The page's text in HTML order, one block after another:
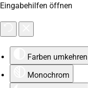
Eingabehilfen öffnen
Farben umkehren
Monochrom